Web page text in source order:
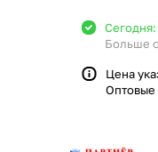
Сегодня:
Больше
Цена
Оптовые